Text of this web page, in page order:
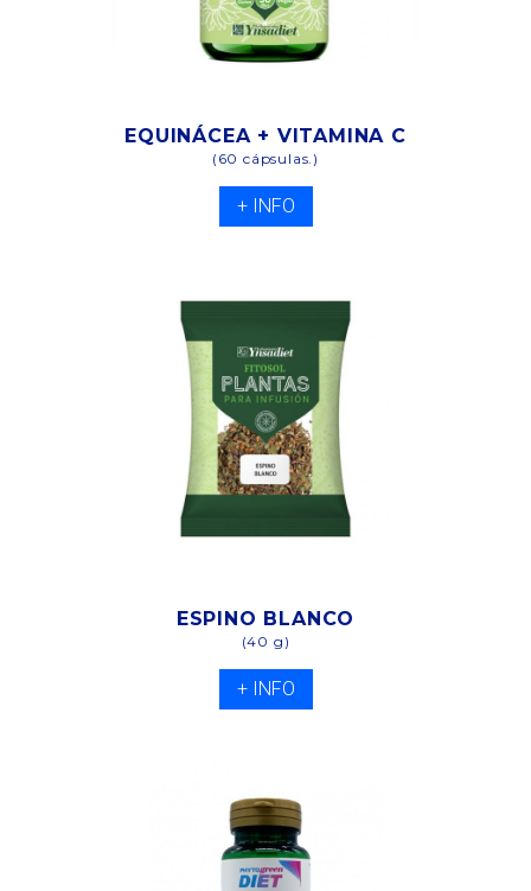
EQUINÁCEA + VITAMINA C
(60 cápsulas.)
+ INFO
ESPINO BLANCO
(40 g)
+ INFO